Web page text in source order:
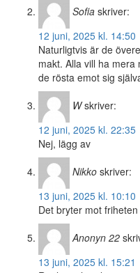
Sofia skriver:
12 juni, 2025 kl. 14:50
Naturligtvis är de
makt. Alla vill ha
de rösta emot sig
W skriver:
12 juni, 2025 kl. 22:35
Nej, lägg av
Nikko skriver:
13 juni, 2025 kl. 10:10
Det bryter mot
Anonyn 22
13 juni, 2025 kl. 15:21